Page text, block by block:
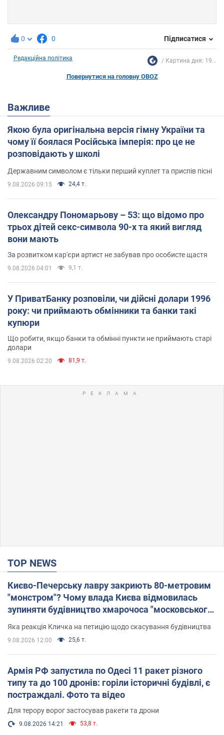
0 0 Підписатися
Редакційна політика Картина дня: 19...
Повернутися на головну OBOZ
Важливе
Якою була оригінальна версія гімну України та
чому її боялася Російська імперія: про це не
розповідають у школі
Державним символом є тільки перший куплет та приспів пісні
9.08.2026 09:15 24,4 т.
Олександру Пономарьову – 53: що відомо про
трьох дітей секс-символа 90-х та який вигляд
вони мають
За розвитком кар'єри артист не забував про особисте щастя
9.08.2026 04:01 9,1 т.
У ПриватБанку розповіли, чи дійсні долари 1996
року: чи приймають обмінники та банки такі
купюри
Що робити, якщо банки та обмінні пункти не приймають старі
долари
9.08.2026 02:20 81,9 т.
TOP NEWS
Києво-Печерську лавру закриють 80-метровим
"монстром"? Чому влада Києва відмовилась
зупиняти будівництво хмарочоса "московського
вірянина"
Яка реакція Кличка на петицію щодо скасування будівництва
9.08.2026 12:00 25,6 т.
Армія РФ запустила по Одесі 11 ракет різного
типу та до 100 дронів: горіли історичні будівлі, є
постраждалі. Фото та відео
Для терору ворог застосував ракети та дрони
9.08.2026 14:21 53,8 т.